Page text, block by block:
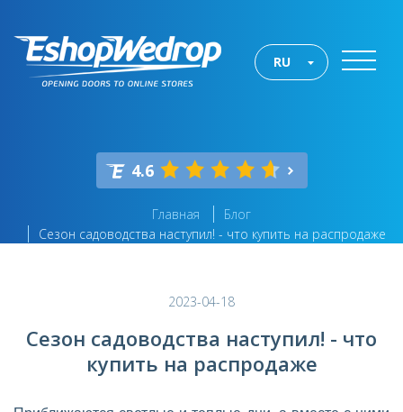
RU
4.6
Главная
Блог
Сезон садоводства наступил! - что купить на распродаже
2023-04-18
Сезон садоводства наступил! - что
купить на распродаже